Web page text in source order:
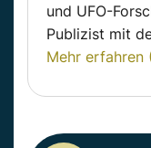
und UFO-
Publizist mit
Mehr erfahren